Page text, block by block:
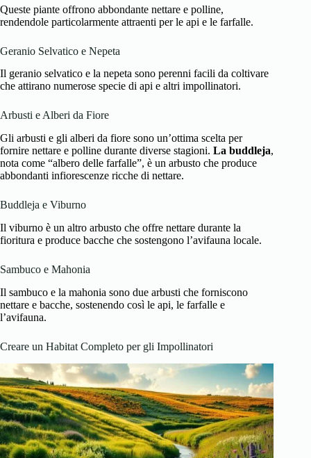
Queste piante offrono abbondante nettare e polline,
rendendole particolarmente attraenti per le api e le farfalle.
Geranio Selvatico e Nepeta
Il geranio selvatico e la nepeta sono perenni facili da coltivare
che attirano numerose specie di api e altri impollinatori.
Arbusti e Alberi da Fiore
Gli arbusti e gli alberi da fiore sono un’ottima scelta per
fornire nettare e polline durante diverse stagioni. La buddleja,
nota come “albero delle farfalle”, è un arbusto che produce
abbondanti infiorescenze ricche di nettare.
Buddleja e Viburno
Il viburno è un altro arbusto che offre nettare durante la
fioritura e produce bacche che sostengono l’avifauna locale.
Sambuco e Mahonia
Il sambuco e la mahonia sono due arbusti che forniscono
nettare e bacche, sostenendo così le api, le farfalle e
l’avifauna.
Creare un Habitat Completo per gli Impollinatori